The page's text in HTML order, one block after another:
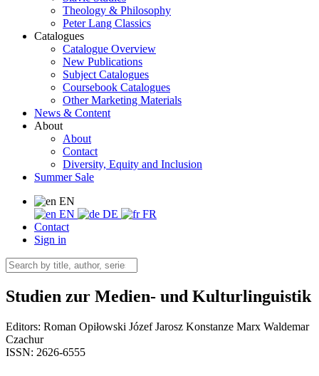
Theology & Philosophy
Peter Lang Classics
Catalogues
Catalogue Overview
New Publications
Subject Catalogues
Coursebook Catalogues
Other Marketing Materials
News & Content
About
About
Contact
Diversity, Equity and Inclusion
Summer Sale
EN
EN
DE
FR
Contact
Sign in
Studien zur Medien- und Kulturlinguistik
Editors: Roman Opiłowski Józef Jarosz Konstanze Marx Waldemar
Czachur
ISSN: 2626-6555